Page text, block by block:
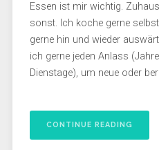
Essen ist mir wichtig.
sonst. Ich koche gerne
gerne hin und wieder
ich gerne jeden Anlass
Dienstage), um neue oder
CONTINUE READING